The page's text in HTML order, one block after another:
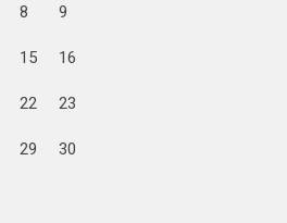
8 9
15 16
22 23
29 30